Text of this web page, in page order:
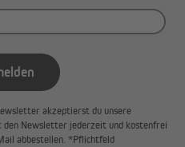
akzeptierst du unsere
den Newsletter jederzeit und kostenfrei
abbestellen. *Pflichtfeld